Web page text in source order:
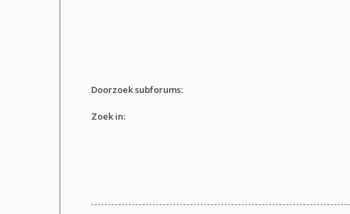
Doorzoek subforums:
Zoek in: